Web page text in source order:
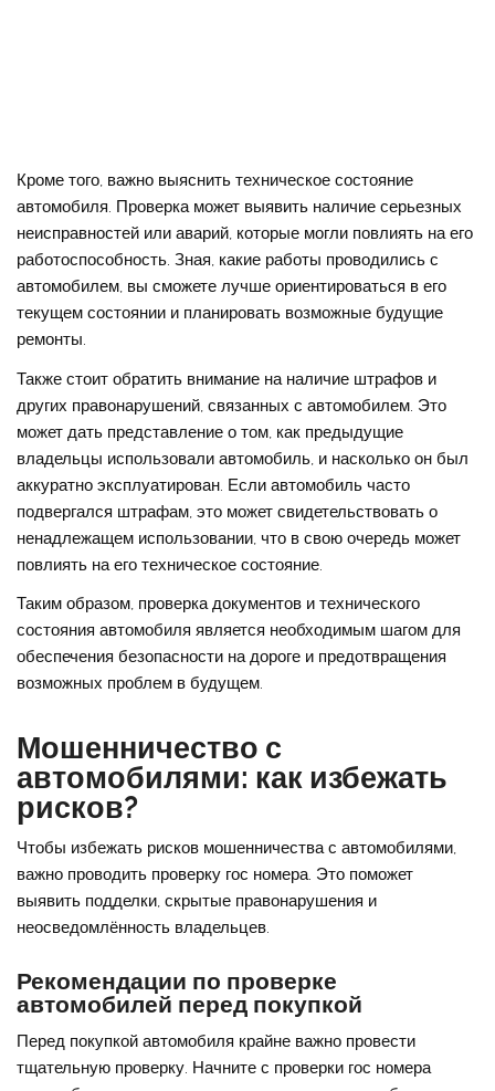
Кроме того, важно выяснить техническое состояние
автомобиля. Проверка может выявить наличие серьезных
неисправностей или аварий, которые могли повлиять на его
работоспособность. Зная, какие работы проводились с
автомобилем, вы сможете лучше ориентироваться в его
текущем состоянии и планировать возможные будущие
ремонты.
Также стоит обратить внимание на наличие штрафов и
других правонарушений, связанных с автомобилем. Это
может дать представление о том, как предыдущие
владельцы использовали автомобиль, и насколько он был
аккуратно эксплуатирован. Если автомобиль часто
подвергался штрафам, это может свидетельствовать о
ненадлежащем использовании, что в свою очередь может
повлиять на его техническое состояние.
Таким образом, проверка документов и технического
состояния автомобиля является необходимым шагом для
обеспечения безопасности на дороге и предотвращения
возможных проблем в будущем.
Мошенничество с
автомобилями: как избежать
рисков?
Чтобы избежать рисков мошенничества с автомобилями,
важно проводить проверку гос номера. Это поможет
выявить подделки, скрытые правонарушения и
неосведомлённость владельцев.
Рекомендации по проверке
автомобилей перед покупкой
Перед покупкой автомобиля крайне важно провести
тщательную проверку. Начните с проверки гос номера